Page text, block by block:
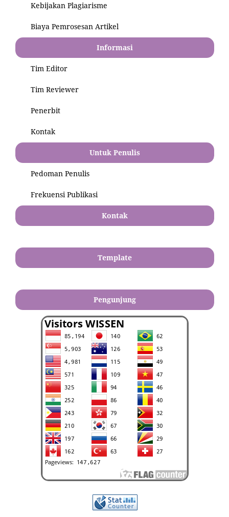
Kebijakan Plagiarisme
Biaya Pemrosesan Artikel
Informasi
Tim Editor
Tim Reviewer
Penerbit
Kontak
Untuk Penulis
Pedoman Penulis
Frekuensi Publikasi
Kontak
Template
Pengunjung